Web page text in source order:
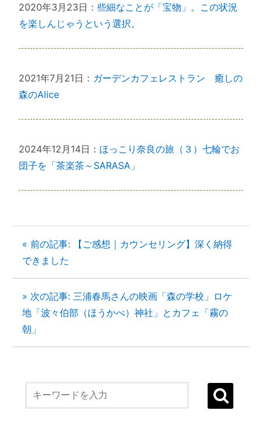
2020年3月23日：些細なことが「宝物」。この状況
を楽しんじゃうという選択。
2021年7月21日： ガーデンカフェレストラン 癒しの
森のAlice
2024年12月14日： ほっこり奈良の旅（３）七輪でお
団子を「茶楽茶～SARASA」
« 前の記事: 【ご感想｜カウンセリング】深く納得
できました
» 次の記事: 三浦春馬さんの映画「森の学校」ロケ
地「波々伯部（ほうかべ）神社」とカフェ「霧の
朝」
「大祓（おおはらえ）」とは？
状況を好転させたい時の「産土神社・21日